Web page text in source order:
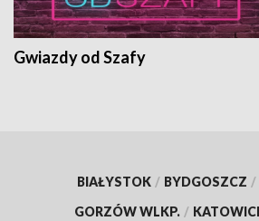
Gwiazdy od Szafy
BIAŁYSTOK / BYDGOSZCZ /
GORZÓW WLKP. /